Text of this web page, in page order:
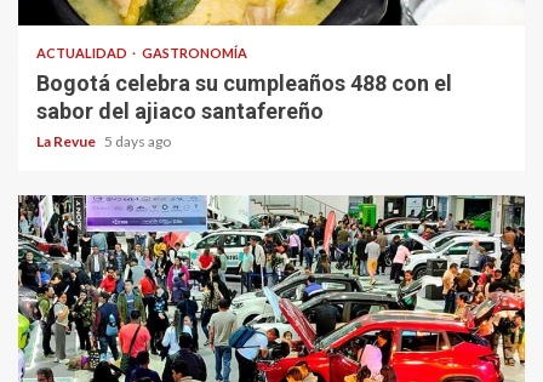
ACTUALIDAD GASTRONOMÍA
Bogotá celebra su cumpleaños 488 con el
sabor del ajiaco santafereño
La Revue 5 days ago